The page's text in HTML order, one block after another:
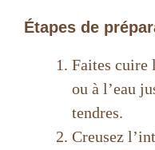
Étapes de
Faites cuire
ou à l’eau
tendres.
Creusez